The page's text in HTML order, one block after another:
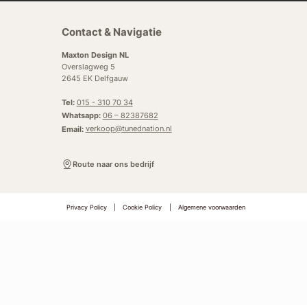
Contact & Navigatie
Maxton Design NL
Overslagweg 5
2645 EK Delfgauw
Tel: 015 - 310 70 34
Whatsapp: 06 – 82387682
Email: verkoop@tunednation.nl
Route naar ons bedrijf
Privacy Policy Cookie Policy Algemene voorwaarden